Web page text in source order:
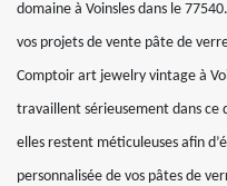
domaine à Voinsles dans le
vos projets de vente pâte de
Comptoir art jewelry vintage à
travaillent sérieusement dans ce
elles restent méticuleuses afin
personnalisée de vos pâtes de